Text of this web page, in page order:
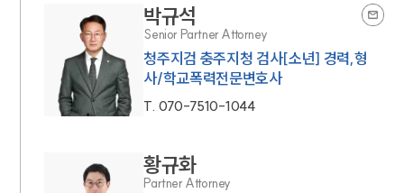
박규석
Senior Partner Attorney
청주지검 충주지청 검사[소년] 경력,형
사/학교폭력전문변호사
T. 070-7510-1044
황규화
Partner Attorney